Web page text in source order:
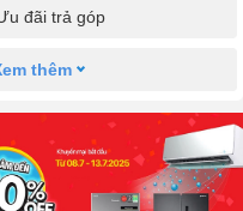
đãi trả góp
thêm